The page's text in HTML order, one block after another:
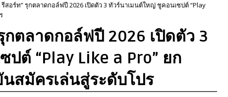
สอร์ท” รุกตลาดกอล์ฟปี 2026 เปิดตัว 3 ทัวร์นาเมนต์ใหญ่ ชูคอนเซปต์ “Play
ตลาดกอล์ฟปี 2026 เปิดตัว 3
ต์ “Play Like a Pro” ยก
สมัครเล่นสู่ระดับโปร